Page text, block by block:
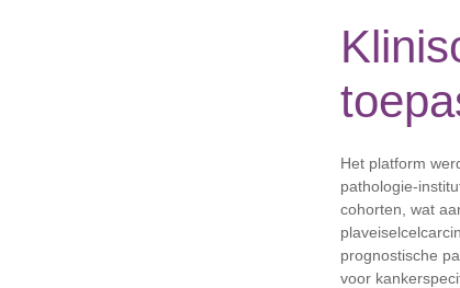
Het platform
pathologie-
cohorten, wat
prognostische
voor